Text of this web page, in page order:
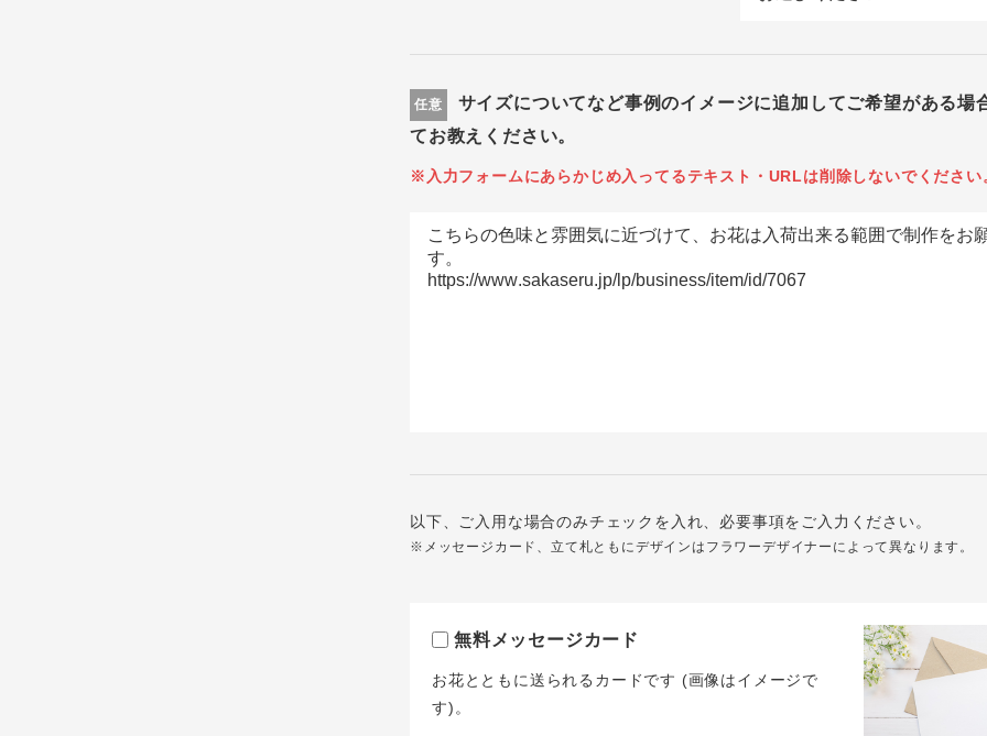
任意
サイズについてなど事例のイメージに追加してご希望がある場
てお教えください。
※入力フォームにあらかじめ入ってるテキスト・URLは削除しないでください
以下、ご入用な場合のみチェックを入れ、必要事項をご入力ください。
※メッセージカード、立て札ともにデザインはフラワーデザイナーによって異なります。
無料メッセージカード
お花とともに送られるカードです (画像はイメージで
す)。